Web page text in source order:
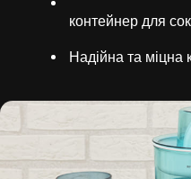
контейнер для
Надійна та міцна